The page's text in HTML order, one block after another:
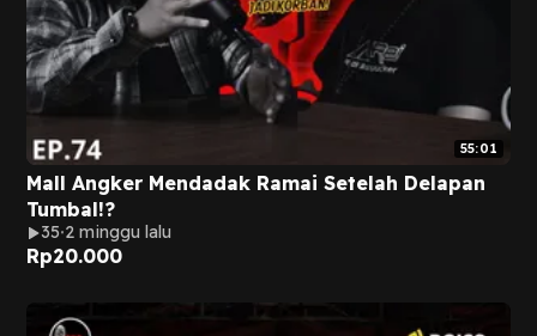
55:01
Mall Angker Mendadak Ramai Setelah Delapan
Tumbal!?
35 2 minggu lalu
Rp20.000